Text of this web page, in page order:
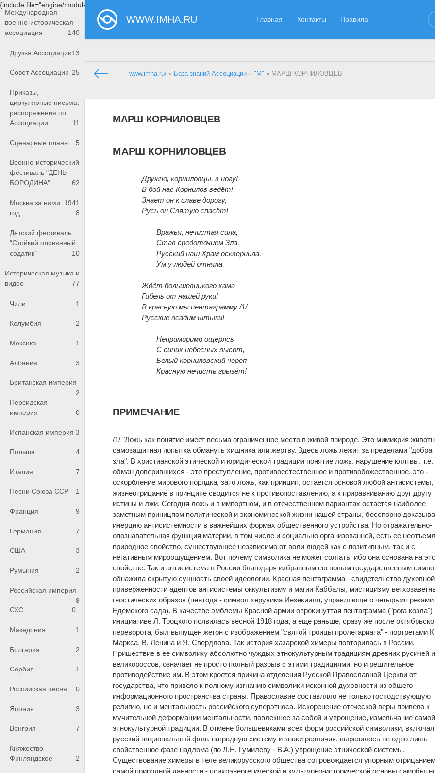
{include file="engine/modules/saperu/head.php"}
WWW.IMHA.RU Главная Контакты Правила
Международная
военно-историческая
ассоциация
140
Друзья Ассоциации13
Совет Ассоциации 25
Приказы,
циркулярные письма,
распоряжения по
Ассоциации
11
Сценарные планы 5
Военно-исторический
фестиваль "ДЕНЬ
БОРОДИНА"
62
Москва за нами. 1941
год.
8
Детский фестиваль
"Стойкий оловянный
содатик"
10
Историческая музыка и
видео
77
Чили 1
Колумбия 2
Мексика 1
Албания 3
Британская империя
2
Персидская
империя
0
Испанская империя 3
Польша 4
Италия 7
Песни Союза ССР 1
Франция 9
Германия 7
США 3
Румыния 2
Российская империя
8
СХС
0
Македония 1
Болгария 2
Сербия 1
Российская песня 0
Япония 3
Венгрия 7
Княжество
Финляндское
2
www.imha.ru/ » База знаний Ассоциации »"М" » МАРШ КОРНИЛОВЦЕВ
МАРШ КОРНИЛОВЦЕВ
МАРШ КОРНИЛОВЦЕВ
Дружно, корниловцы, в ногу!
В бой нас Корнилов ведёт!
Знает он к славе дорогу,
Русь он Святую спасёт!
Вражья, нечистая сила,
Став средоточием Зла,
Русский наш Храм осквернила,
Ум у людей отняла.
Ждёт большевицкого хама
Гибель от нашей руки!
В красную мы пентаграмму /1/
Русские всадим штыки!
Непримиримо ощерясь
С синих небесных высот,
Белый корниловский череп
Красную нечисть грызёт!
ПРИМЕЧАНИЕ
/1/ "Ложь как понятие имеет весьма ограниченное место в живой природе. Это мимикрия
самозащитная попытка обмануть хищника или жертву. Здесь ложь лежит за пределами "добра
зла". В христианской этической и юридической традиции понятие ложь, нарушение клятвы, т.е.
обман доверившихся - это преступление, противоестественное и противобожественное, это -
оскорбление мирового порядка, зато ложь, как принцип, остается основой любой антисистемы,
жизнеотрицание в принципе сводится не к противопоставлению, а к приравниванию друг другу
истины и лжи. Сегодня ложь и в импортном, и в отечественном вариантах остается наиболее
заметным приницпом политической и экономической жизни нашей страны, бесспорно
инерцию антисистемности в важнейших формах общественного устройства. Но отражательно-
опознавательная функция материи, в том числе и социально организованной, есть ее
природное свойство, существующее независимо от воли людей как с позитивным, так и с
негативным мироощущением. Вот почему символика не может солгать, ибо она основана на
свойстве. Так и антисистема в России благодаря избранным ею новым государственным
обнажила скрытую сущность своей идеологии. Красная пентаграмма - свидетельство духовной
приверженности адептов антисистемы оккультизму и магии Каббалы, мистицизму
гностических образов (пентода - символ херувима Иезекииля, управляющего четырьмя реками
Едемского сада). В качестве эмблемы Красной армии опрокинуттая пентаграмма ("рога козла")
инициативе Л. Троцкого появилась весной 1918 года, а еще раньше, сразу же после
переворота, был выпущен жетон с изображением "святой троицы пролетариата" - портретами К.
Маркса, В. Ленина и Я. Свердлова. Так история хазарской химеры повторилась в России.
Пришествие в ее символику абсолютно чуждых этнокультурным традициям древних русичей и
великороссов, означает не просто полный разрыв с этими традициями, но и решительное
противодействие им. В этом кроется причина отделения Русской Православной Церкви от
государства, что привело к полному изгнанию символики исконной духовности из общего
информационного пространства страны. Православие составляло не только господствующую
религию, но и ментальность российского суперэтноса. Искоренение отеческой веры привело к
мучительной деформации ментальности, повлекшее за собой и упрощение, измельчание самой
этнокультурной традиции. В отмене большевиками всех форм российской символики, включая
русский национальный флаг, наградную систему и знаки различия, выразилось не одно лишь
свойственное фазе надлома (по Л.Н. Гумилеву - В.А.) упрощение этнической системы.
Существование химеры в теле великорусского общества сопровождается упорным отрицанием
самой природной данности - психоэнергетической и культурно-исторической основы